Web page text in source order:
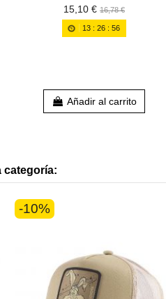
15,10 € 16,78 €
13 :26 :55
Añadir al carrito
categoría:
-10%